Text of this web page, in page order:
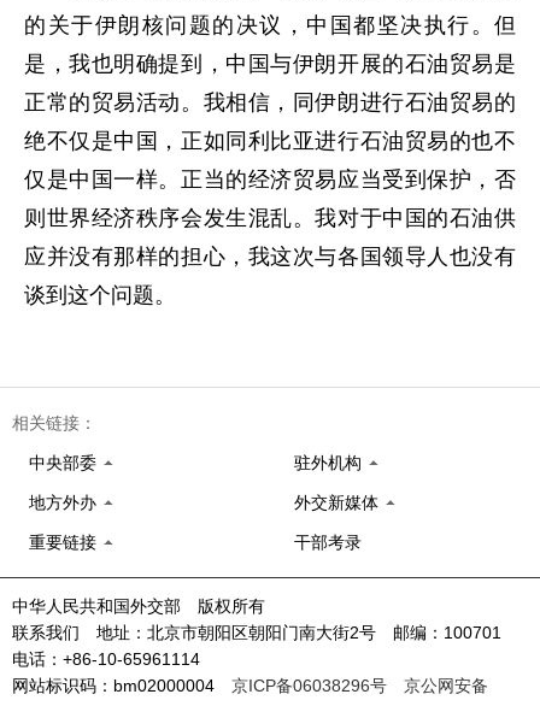
的关于伊朗核问题的决议，中国都坚决执行。但
是，我也明确提到，中国与伊朗开展的石油贸易是
正常的贸易活动。我相信，同伊朗进行石油贸易的
绝不仅是中国，正如同利比亚进行石油贸易的也不
仅是中国一样。正当的经济贸易应当受到保护，否
则世界经济秩序会发生混乱。我对于中国的石油供
应并没有那样的担心，我这次与各国领导人也没有
谈到这个问题。
相关链接：
中央部委 驻外机构
地方外办 外交新媒体
重要链接 干部考录
中华人民共和国外交部 版权所有
联系我们 地址：北京市朝阳区朝阳门南大街2号 邮编：100701
电话：+86-10-65961114
网站标识码：bm02000004 京ICP备06038296号
京公网安备